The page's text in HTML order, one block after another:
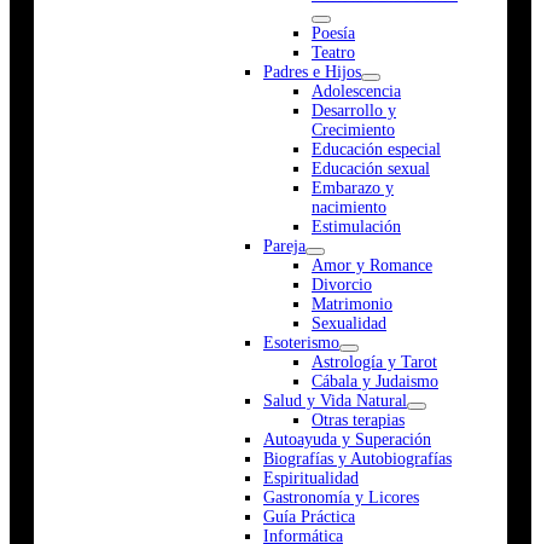
Poesía
Teatro
Padres e Hijos
Adolescencia
Desarrollo y
Crecimiento
Educación especial
Educación sexual
Embarazo y
nacimiento
Estimulación
Pareja
Amor y Romance
Divorcio
Matrimonio
Sexualidad
Esoterismo
Astrología y Tarot
Cábala y Judaismo
Salud y Vida Natural
Otras terapias
Autoayuda y Superación
Biografías y Autobiografías
Espiritualidad
Gastronomía y Licores
Guía Práctica
Informática